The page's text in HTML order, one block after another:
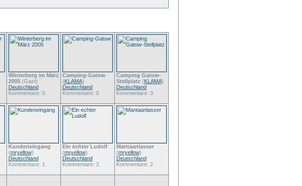
Winterberg im März
2005(Gast)
Deutschland
Kommentare: 0
Camping-Gatow
(KLAMA)
Deutschland
Kommentare: 0
Camping Gatow-
Stellplatz (KLAMA)
Deutschland
Kommentare: 3
Kundeneingang
(mryellow)
Deutschland
Kommentare: 1
Ein echter Ludolf
(mryellow)
Deutschland
Kommentare: 2
Mantaanlasser
(mryellow)
Deutschland
Kommentare: 2